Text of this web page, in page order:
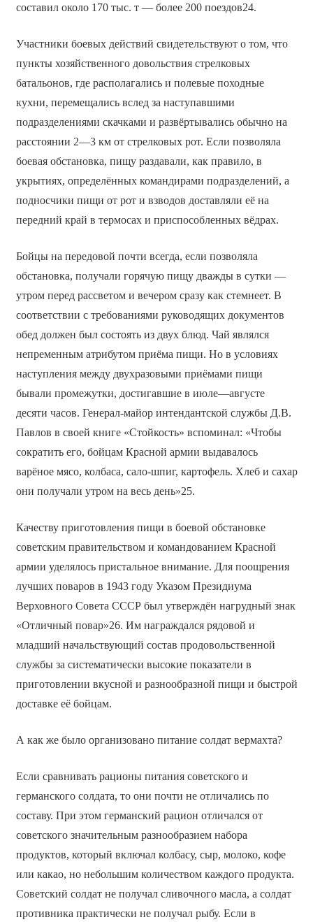
составил около 170 тыс. т — более 200 поездов24.
Участники боевых действий свидетельствуют о том, что
пункты хозяйственного довольствия стрелковых
батальонов, где располагались и полевые походные
кухни, перемещались вслед за наступавшими
подразделениями скачками и развёртывались обычно на
расстоянии 2—3 км от стрелковых рот. Если позволяла
боевая обстановка, пищу раздавали, как правило, в
укрытиях, определённых командирами подразделений, а
подносчики пищи от рот и взводов доставляли её на
передний край в термосах и приспособленных вёдрах.
Бойцы на передовой почти всегда, если позволяла
обстановка, получали горячую пищу дважды в сутки —
утром перед рассветом и вечером сразу как стемнеет. В
соответствии с требованиями руководящих документов
обед должен был состоять из двух блюд. Чай являлся
непременным атрибутом приёма пищи. Но в условиях
наступления между двухразовыми приёмами пищи
бывали промежутки, достигавшие в июле—августе
десяти часов. Генерал-майор интендантской службы Д.В.
Павлов в своей книге «Стойкость» вспоминал: «Чтобы
сократить его, бойцам Красной армии выдавалось
варёное мясо, колбаса, сало-шпиг, картофель. Хлеб и сахар
они получали утром на весь день»25.
Качеству приготовления пищи в боевой обстановке
советским правительством и командованием Красной
армии уделялось пристальное внимание. Для поощрения
лучших поваров в 1943 году Указом Президиума
Верховного Совета СССР был утверждён нагрудный знак
«Отличный повар»26. Им награждался рядовой и
младший начальствующий состав продовольственной
службы за систематически высокие показатели в
приготовлении вкусной и разнообразной пищи и быстрой
доставке её бойцам.
А как же было организовано питание солдат вермахта?
Если сравнивать рационы питания советского и
германского солдата, то они почти не отличались по
составу. При этом германский рацион отличался от
советского значительным разнообразием набора
продуктов, который включал колбасу, сыр, молоко, кофе
или какао, но небольшим количеством каждого продукта.
Советский солдат не получал сливочного масла, а солдат
противника практически не получал рыбу. Если в